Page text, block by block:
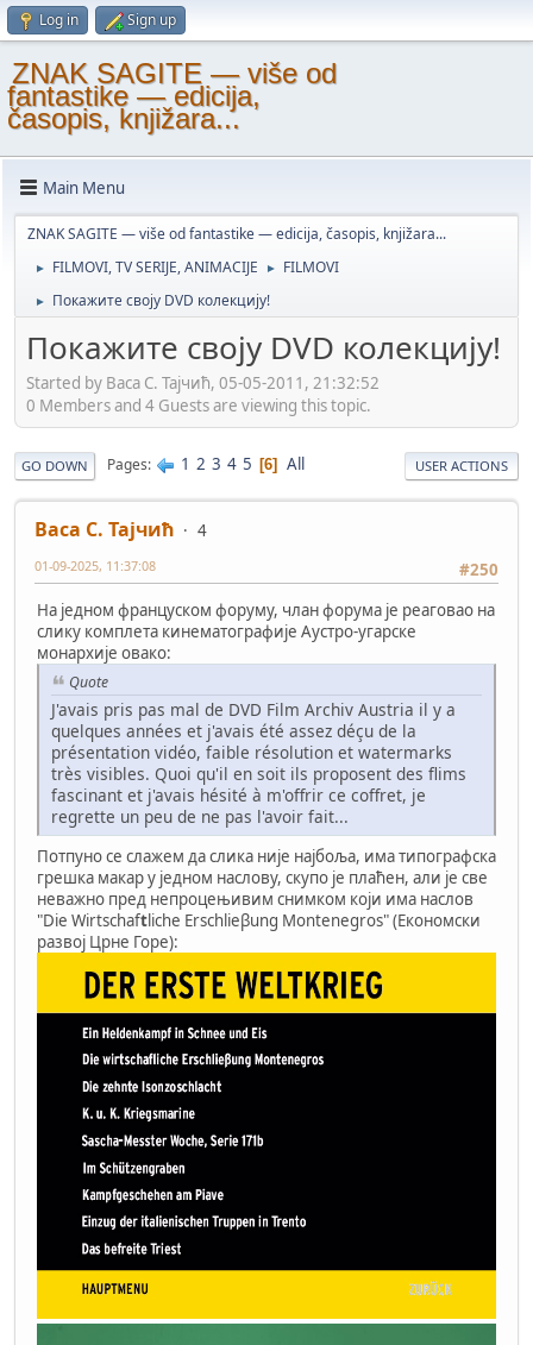
Log in Sign up
ZNAK SAGITE — više od
fantastike — edicija,
časopis, knjižara...
Main Menu
ZNAK SAGITE — više od fantastike — edicija, časopis, knjižara...
► FILMOVI, TV SERIJE, ANIMACIJE ► FILMOVI
► Покажите своју DVD колекцију!
Покажите своју DVD колекцију!
Started by Васа С. Тајчић, 05-05-2011, 21:32:52
0 Members and 4 Guests are viewing this topic.
GO DOWN Pages 1 2 3 4 5 6 All USER ACTIONS
Васа С. Тајчић
4
#250
01-09-2025, 11:37:08
На једном француском форуму, члан форума је реаговао на
слику комплета кинематографије Аустро-угарске
монархије овако:
Quote
J'avais pris pas mal de DVD Film Archiv Austria il y a
quelques années et j'avais été assez déçu de la
présentation vidéo, faible résolution et watermarks
très visibles. Quoi qu'il en soit ils proposent des flims
fascinant et j'avais hésité à m'offrir ce coffret, je
regrette un peu de ne pas l'avoir fait...
Потпуно се слажем да слика није најбоља, има типографска
грешка макар у једном наслову, скупо је плаћен, али је све
неважно пред непроцењивим снимком који има наслов
"Die Wirtschaftliche Erschlieβung Montenegros" (Економски
развој Црне Горе):